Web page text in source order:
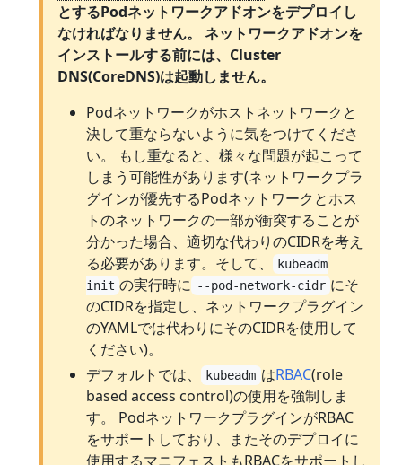
とするPodネットワークアドオンをデプロイし
なければなりません。 ネットワークアドオンを
インストールする前には、Cluster
DNS(CoreDNS)は起動しません。
Podネットワークがホストネットワークと
決して重ならないように気をつけてくださ
い。 もし重なると、様々な問題が起こって
しまう可能性があります(ネットワークプラ
グインが優先するPodネットワークとホス
トのネットワークの一部が衝突することが
分かった場合、適切な代わりのCIDRを考え
る必要があります。そして、
kubeadm
init の実行時に --pod-network-cidr にそ
のCIDRを指定し、ネットワークプラグイン
のYAMLでは代わりにそのCIDRを使用して
ください)。
デフォルトでは、
kubeadm はRBAC(role
based access control)の使用を強制しま
す。 PodネットワークプラグインがRBAC
をサポートしており、またそのデプロイに
使用するマニフェストもRBACをサポートし